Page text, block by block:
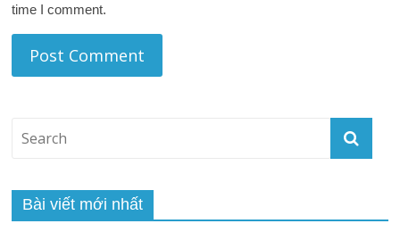
time I comment.
Bài viết mới nhất